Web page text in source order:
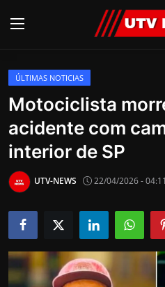
AO VIVO
PIRACICABA
CAMPINAS
LIMEIRA
ESPIRITO SANTO
Economia
ÚLTIMAS NOTICIAS
Motociclista
acidente com
interior de SP
UTV-NEWS 22/04/2026 - 04:11